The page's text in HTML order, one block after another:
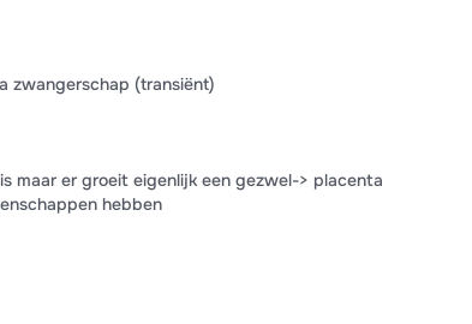
zwangerschap (transiënt)
maar er groeit eigenlijk een gezwel-> placenta
hebben